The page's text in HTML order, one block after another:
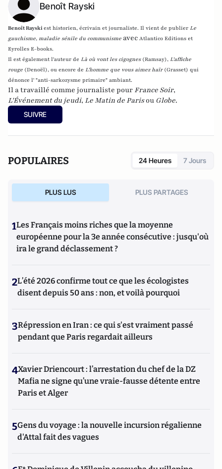
Benoît Rayski
Benoît Rayskiest historien, écrivain et journaliste. Il vient de publier Le
gauchisme, maladie sénile du communisme avec Atlantico Editions et
Eyrolles E-books.
Il est également l'auteur de Là où vont les cigognes (Ramsay), L'affiche
rouge (Denoël), ou encore de L'homme que vous aimez haïr (Grasset) qui
dénonce l' "anti-sarkozysme primaire" ambiant.
Il a travaillé comme journaliste pour France Soir,
L'Événement du jeudi, Le Matin de Parisou Globe.
SUIVRE
POPULAIRES 24 Heures 7 Jours
PLUS LUS PLUS PARTAGES
1Les Français moins riches que la moyenne
européenne pour la 3e année consécutive : jusqu'où
ira le grand déclassement ?
2L’été 2026 confirme tout ce que les écologistes
disent depuis 50 ans : non, et voilà pourquoi
3Répression en Iran : ce qui s'est vraiment passé
pendant que Paris regardait ailleurs
4Xavier Driencourt : l’arrestation du chef de la DZ
Mafia ne signe qu’une vraie-fausse détente entre
Paris et Alger
5Gens du voyage : la nouvelle incursion régalienne
d'Attal fait des vagues